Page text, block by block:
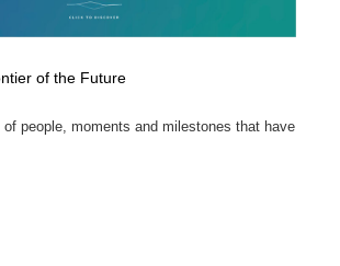
of the Future
of people, moments and milestones that have